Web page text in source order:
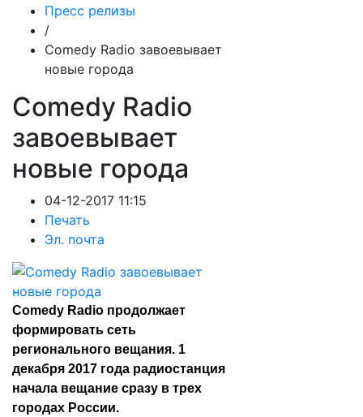
Пресс релизы
/
Comedy Radio завоевывает
новые города
Comedy Radio
завоевывает
новые города
04-12-2017 11:15
Печать
Эл. почта
Comedy Radio продолжает
формировать сеть
регионального вещания. 1
декабря 2017 года радиостанция
начала вещание сразу в трех
городах России.